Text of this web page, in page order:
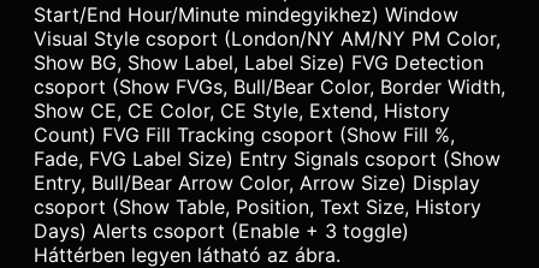
Start/End Hour/Minute mindegyikhez) Window
Visual Style csoport (London/NY AM/NY PM Color,
Show BG, Show Label, Label Size) FVG Detection
csoport (Show FVGs, Bull/Bear Color, Border Width,
Show CE, CE Color, CE Style, Extend, History
Count) FVG Fill Tracking csoport (Show Fill %,
Fade, FVG Label Size) Entry Signals csoport (Show
Entry, Bull/Bear Arrow Color, Arrow Size) Display
csoport (Show Table, Position, Text Size, History
Days) Alerts csoport (Enable + 3 toggle)
Háttérben legyen látható az ábra.